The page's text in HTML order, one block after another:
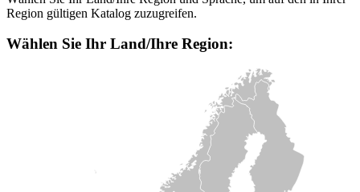
Region gültigen Katalog zuzugreifen.
Wählen Sie Ihr Land/Ihre Region: